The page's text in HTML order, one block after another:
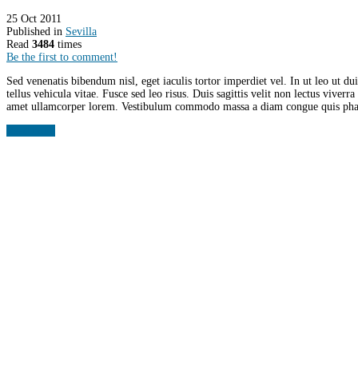
25 Oct 2011
Published in Sevilla
Read 3484 times
Be the first to comment!
Sed venenatis bibendum nisl, eget iaculis tortor imperdiet vel. In ut leo ut
tellus vehicula vitae. Fusce sed leo risus. Duis sagittis velit non lectus
amet ullamcorper lorem. Vestibulum commodo massa a diam congue quis